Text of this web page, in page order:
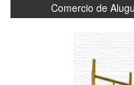
Comercio de